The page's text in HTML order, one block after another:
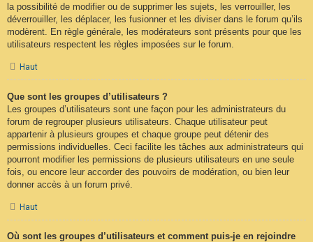
la possibilité de modifier ou de supprimer les sujets, les verrouiller, les
déverrouiller, les déplacer, les fusionner et les diviser dans le forum qu’ils
modèrent. En règle générale, les modérateurs sont présents pour que les
utilisateurs respectent les règles imposées sur le forum.
Haut
Que sont les groupes d’utilisateurs ?
Les groupes d’utilisateurs sont une façon pour les administrateurs du
forum de regrouper plusieurs utilisateurs. Chaque utilisateur peut
appartenir à plusieurs groupes et chaque groupe peut détenir des
permissions individuelles. Ceci facilite les tâches aux administrateurs qui
pourront modifier les permissions de plusieurs utilisateurs en une seule
fois, ou encore leur accorder des pouvoirs de modération, ou bien leur
donner accès à un forum privé.
Haut
Où sont les groupes d’utilisateurs et comment puis-je en rejoindre